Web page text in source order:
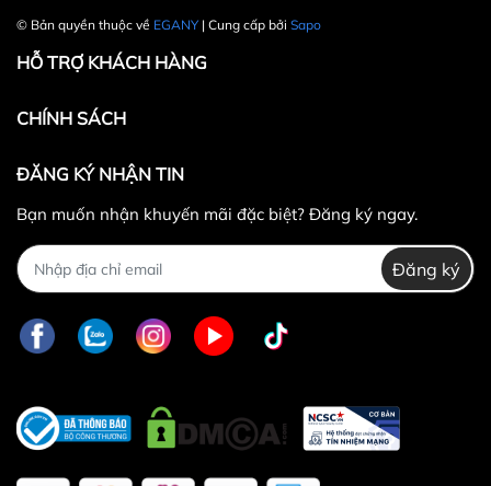
30.000 VNĐ
© Bản quyền thuộc về EGANY| Cung cấp bởi Sapo
HỖ TRỢ KHÁCH HÀNG
CHÍNH SÁCH
ĐĂNG KÝ NHẬN TIN
Bạn muốn nhận khuyến mãi đặc biệt? Đăng ký ngay.
Đăng ký